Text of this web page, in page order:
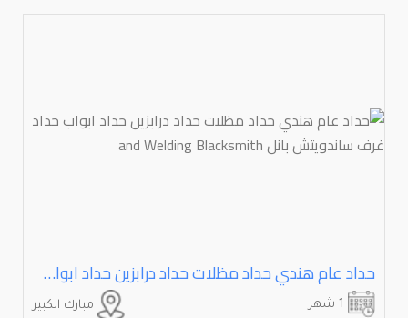
حداد عام هندي حداد مظلات حداد درابزين حداد ابواب حداد غرف ساندويتش بانل ⁦⁦Blacksmith⁩⁩ ⁦⁦Welding⁩⁩ ⁦⁦and⁩⁩
مبارك الكبير